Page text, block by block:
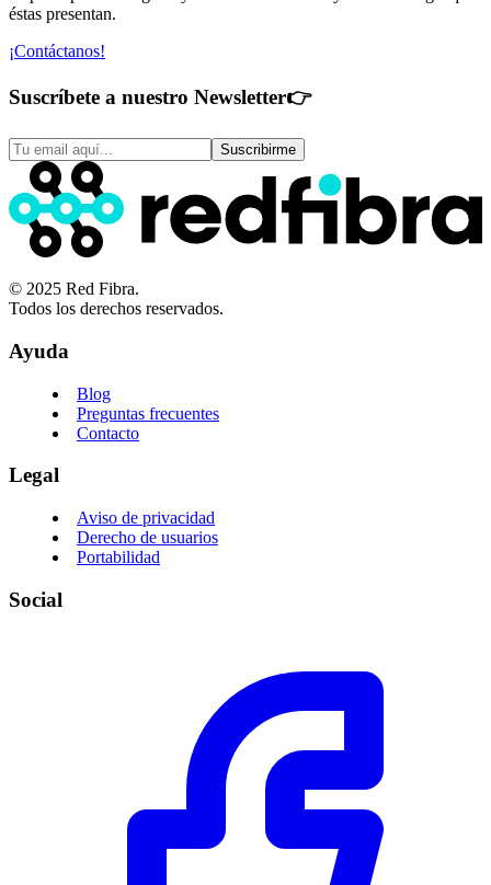
éstas presentan.
¡Contáctanos!
Suscríbete a nuestro Newsletter👉
Suscribirme
© 2025 Red Fibra.
Todos los derechos reservados.
Ayuda
Blog
Preguntas frecuentes
Contacto
Legal
Aviso de privacidad
Derecho de usuarios
Portabilidad
Social